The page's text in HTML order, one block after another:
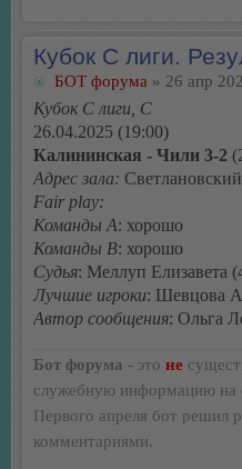
Кубок С лиги.
БОТ форума » 26 апр
Кубок С лиги, C
26.04.2025 (19:00)
Калининская - Чили 3-2
Адрес зала:
Fair play:
Команды А: хорошо
Команды В: хорошо
Судья: Меллуп Елизавета
Лучшие игроки: Шевцова
Автор сообщения: Ольга
Бот форума - это не
служебную информацию на
Первого апреля бот решил
комментариями.